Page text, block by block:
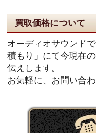
買取価格について
オーディオサウンド
積もり」にて今現在
伝えします。
お気軽に、お問い合わ